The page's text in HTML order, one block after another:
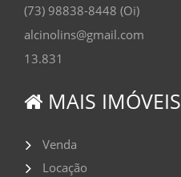
(73) 98838-8448 (Oi)
alcinolins@gmail.com
13.831
MAIS IMÓVEIS
Venda
Locação